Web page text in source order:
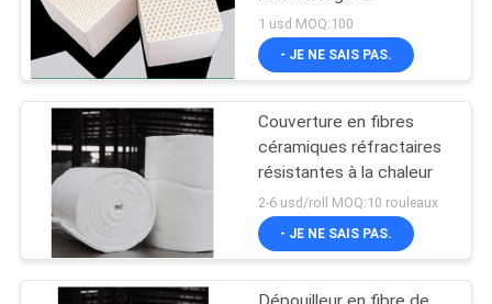
150*150*150mm
1 usd MOQ:100
- JE NE SAIS PAS.
Couverture en fibres
céramiques réfractaires
résistantes à la chaleur
2-6 usd/roll MOQ:10 rouleaux
- JE NE SAIS PAS.